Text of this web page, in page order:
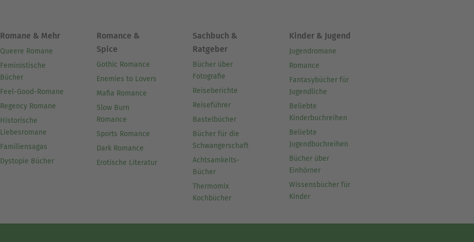
Romane & Mehr
Queere Romane
Feministische
Bücher
Feel-Good-Romane
Regency Romane
Historische
Liebesromane
Familiensagas
Dystopie Bücher
Romance &
Spice
Gothic Romance
Enemies to Lovers
Mafia Romance
Slow Burn
Romance
Sports Romance
Dark Romance
Erotische Literatur
Sachbuch &
Ratgeber
Bücher über
Fotografie
Reiseberichte
Reiseführer
Bastelbücher
Bücher für die
Schwangerschaft
Achtsamkeits-
Bücher
Thermomix
Kochbücher
Kinder & Jugend
Jugendromane
Romance
Fantasybücher für
Jugendliche
Beliebte
Kinderbuchreihen
Beliebte
Jugendbuchreihen
Bücher über
Einhörner
Wissensbücher für
Kinder